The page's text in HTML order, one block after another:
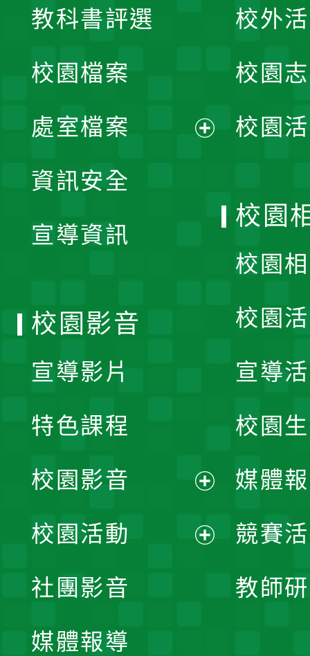
單
教科書評選
校園檔案
處室檔案
資訊安全
宣導資訊
校外
校園
校園
校園
校園
校園
宣導
校園
媒體
競賽
教師
校園影音
宣導影片
特色課程
校園影音
開
校園活動
社團影音
媒體報導